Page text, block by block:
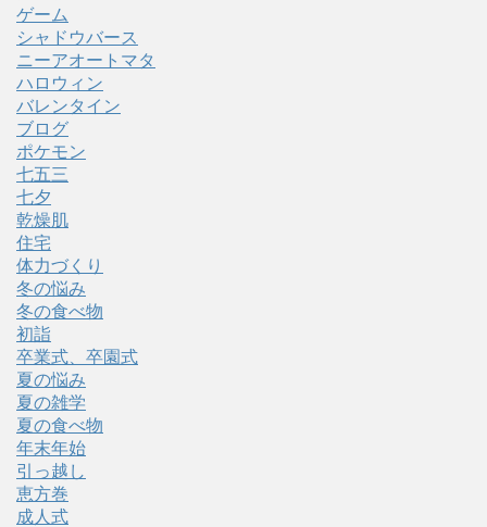
ゲーム
シャドウバース
ニーアオートマタ
ハロウィン
バレンタイン
ブログ
ポケモン
七五三
七夕
乾燥肌
住宅
体力づくり
冬の悩み
冬の食べ物
初詣
卒業式、卒園式
夏の悩み
夏の雑学
夏の食べ物
年末年始
引っ越し
恵方巻
成人式